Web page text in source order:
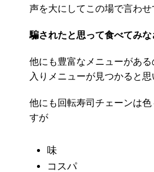
声を大にしてこの場で言わせ
騙されたと思って食べてみな
他にも豊富なメニューがあ
入りメニューが見つかると
他にも回転寿司チェーンは色
すが
味
コスパ